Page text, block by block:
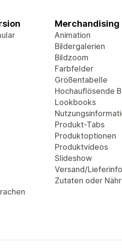
Merchandising
Animation
Bildergalerien
Bildzoom
Farbfelder
Größentabelle
Hochauflösende
Lookbooks
Produkt-Tabs
Produktoptionen
Produktvideos
Slideshow
Versand/
Zutaten oder